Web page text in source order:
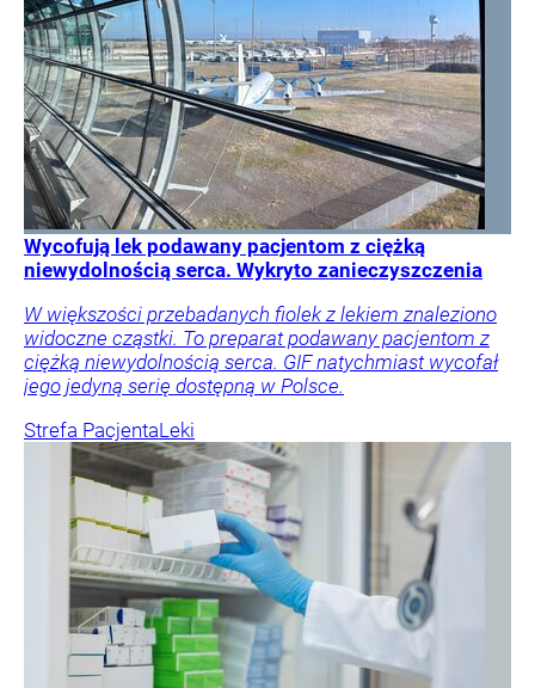
Wycofują lek podawany pacjentom z ciężką
niewydolnością serca. Wykryto zanieczyszczenia
W większości przebadanych fiolek z lekiem znaleziono
widoczne cząstki. To preparat podawany pacjentom z
ciężką niewydolnością serca. GIF natychmiast wycofał
jego jedyną serię dostępną w Polsce.
Strefa PacjentaLeki